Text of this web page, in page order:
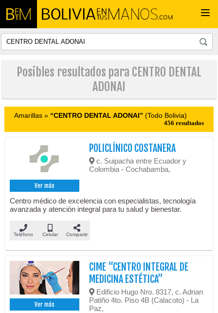
Posibles resultados para CENTRO DENTAL
ADONAI
Amarillas » “CENTRO DENTAL ADONAI” (Todo Bolivia)
456 resultados
Ver más
POLICLÍNICO COSTANERA
c. Suipacha entre Ecuador y
Colombia - Cochabamba,
Centro médico de excelencia con especialistas, tecnología
avanzada y atención integral para tu salud y bienestar.
Teléfono Celular Compartir
Ver más
CIME “CENTRO INTEGRAL DE
MEDICINA ESTÉTICA”
Edificio Hugo Nro. 8317, c. Adrian
Patiño 4to. Piso 4B (Calacoto) - La
Paz,